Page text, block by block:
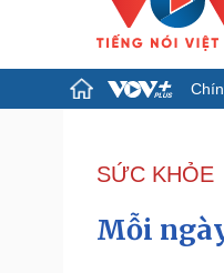
Đảng
Tổ chức nhân sự
Quốc hội
Nhận diện sự
SỨC KHỎE
Mỗi